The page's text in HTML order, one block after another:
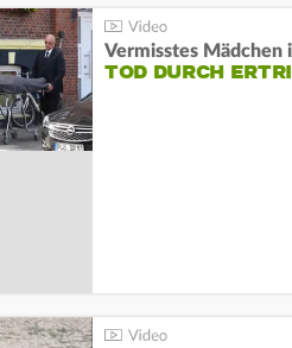
Vermisstes Mädchen
TOD DURCH